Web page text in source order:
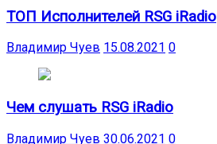
ТОП Исполнителей RSG iRadio
Владимир Чуев 15.08.2021 0
Чем слушать RSG iRadio
Владимир Чуев 30.06.2021 0